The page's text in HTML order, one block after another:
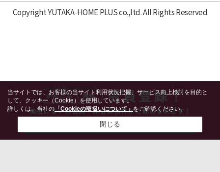
Copyright YUTAKA-HOME PLUS co.,ltd. All Rights Reserved
当サイトでは、お客様の当サイト利用状況把握、サービス向上検討を目的と
して、クッキー（Cookie）を使用しています。
詳しくは、当社の「Cookieの取扱いについて」をご確認ください。
閉じる